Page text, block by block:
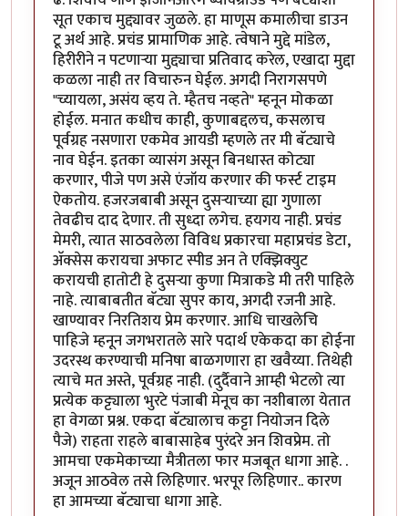
सूत एकाच मुद्द्यावर जुळले. हा माणूस कमालीचा डाउन
टू अर्थ आहे. प्रचंड प्रामाणिक आहे. त्वेषाने मुद्दे मांडेल,
हिरीरीने न पटणार्‍या मुद्द्याचा प्रतिवाद करेल, एखादा मुद्दा
कळला नाही तर विचारुन घेईल. अगदी निरागसपणे
"च्यायला, असंय व्हय ते. म्हैतच नव्हते" म्हनून मोकळा
होईल. मनात कधीच काही, कुणाबद्दलच, कसलाच
पूर्वग्रह नसणारा एकमेव आयडी म्हणले तर मी बॅट्याचे
नाव घेईन. इतका व्यासंग असून बिनधास्त कोट्या
करणार, पीजे पण असे एंजॉय करणार की फर्स्ट टाइम
ऐकतोय. हजरजबाबी असून दुसर्‍याच्या ह्या गुणाला
तेवढीच दाद देणार. ती सुध्दा लगेच. हयगय नाही. प्रचंड
मेमरी, त्यात साठवलेला विविध प्रकारचा महाप्रचंड डेटा,
अ‍ॅक्सेस करायचा अफाट स्पीड अन ते एक्झिक्युट
करायची हातोटी हे दुसर्‍या कुणा मित्राकडे मी तरी पाहिले
नाहे. त्याबाबतीत बॅट्या सुपर काय, अगदी रजनी आहे.
खाण्यावर निरतिशय प्रेम करणार. आधि चाखलेचि
पाहिजे म्हनून जगभरातले सारे पदार्थ एकेकदा का होईना
उदरस्थ करण्याची मनिषा बाळगणारा हा खवैय्या. तिथेही
त्याचे मत अस्ते, पूर्वग्रह नाही. (दुर्दैवाने आम्ही भेटलो त्या
प्रत्येक कट्ट्याला भुरटे पंजाबी मेनूच का नशीबाला येतात
हा वेगळा प्रश्न. एकदा बॅट्यालाच कट्टा नियोजन दिले
पैजे) राहता राहले बाबासाहेब पुरंदरे अन शिवप्रेम. तो
आमचा एकमेकाच्या मैत्रीतला फार मजबूत धागा आहे. .
अजून आठवेल तसे लिहिणार. भरपूर लिहिणार.. कारण
हा आमच्या बॅट्याचा धागा आहे.